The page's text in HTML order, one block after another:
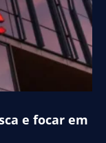
e focar em